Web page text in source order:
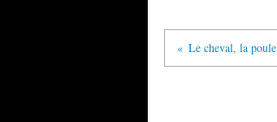
Le cheval, la